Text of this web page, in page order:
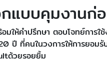
แบบคุมงานก่
มให้คำปรึกษา ตอบโจทย์ก
ปี ที่คนในวงการให้การยอม
ด้วยรอยยิ้ม